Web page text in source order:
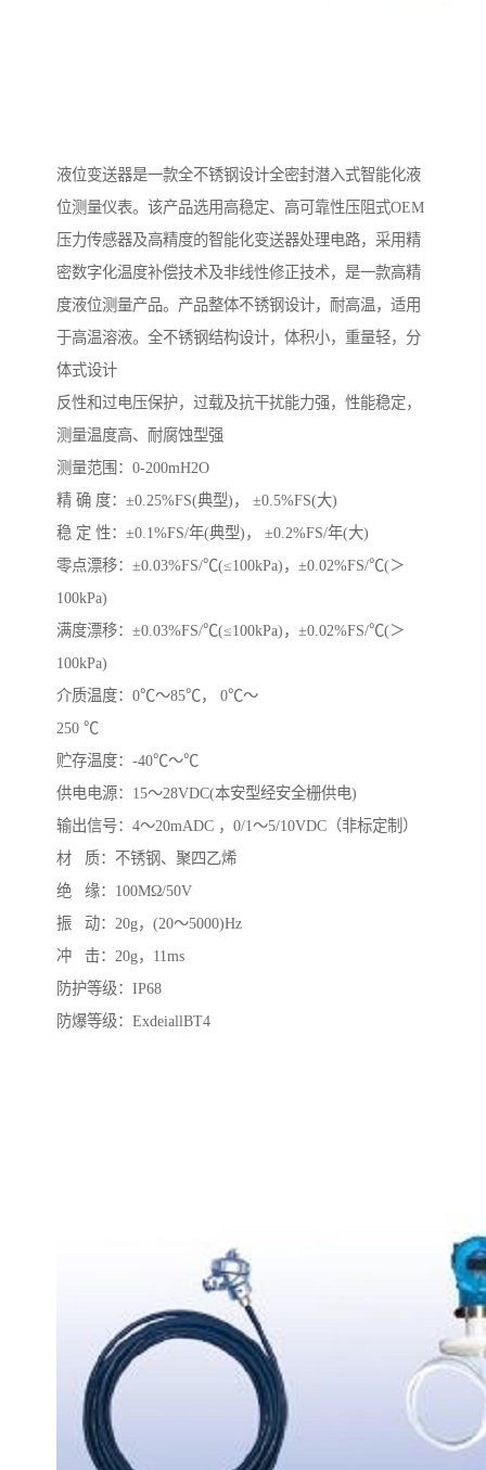
液位变送器是一款全不锈钢设计全密封潜入式智能化液
位测量仪表。该产品选用高稳定、高可靠性压阻式OEM
压力传感器及高精度的智能化变送器处理电路，采用精
密数字化温度补偿技术及非线性修正技术，是一款高精
度液位测量产品。产品整体不锈钢设计，耐高温，适用
于高温溶液。全不锈钢结构设计，体积小，重量轻，分
体式设计
反性和过电压保护，过载及抗干扰能力强，性能稳定，
测量温度高、耐腐蚀型强
测量范围：0-200mH2O
精 确 度：±0.25%FS(典型)， ±0.5%FS(大)
稳 定 性：±0.1%FS/年(典型)， ±0.2%FS/年(大)
零点漂移：±0.03%FS/℃(≤100kPa)，±0.02%FS/℃(＞
100kPa)
满度漂移：±0.03%FS/℃(≤100kPa)，±0.02%FS/℃(＞
100kPa)
介质温度：0℃～85℃， 0℃～
250 ℃
贮存温度：-40℃～℃
供电电源：15～28VDC(本安型经安全栅供电)
输出信号：4～20mADC ，0/1～5/10VDC（非标定制）
材 质：不锈钢、聚四乙烯
绝 缘：100MΩ/50V
振 动：20g，(20～5000)Hz
冲 击：20g，11ms
防护等级：IP68
防爆等级：ExdeiallBT4